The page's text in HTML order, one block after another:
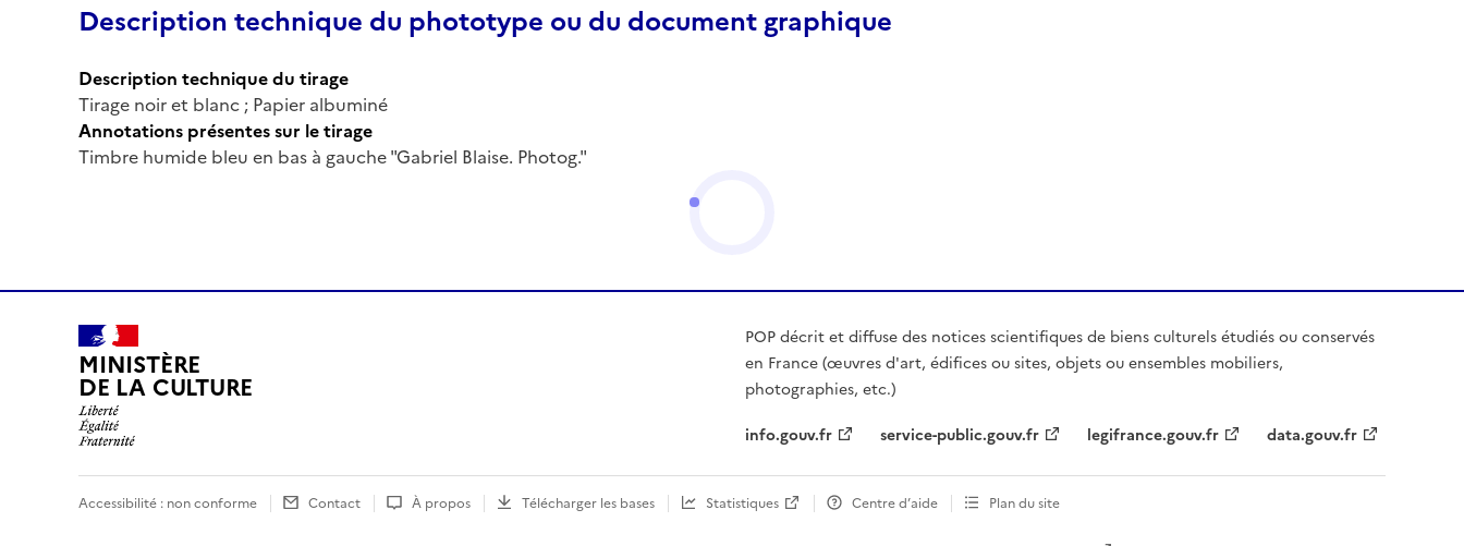
Description technique du phototype ou du document graphique
Description technique du tirage
Tirage noir et blanc ; Papier albuminé
Annotations présentes sur le tirage
Timbre humide bleu en bas à gauche "Gabriel Blaise. Photog."
MINISTÈRE
DE LA CULTURE
POP décrit et diffuse des notices scientifiques de biens culturels étudiés ou conservés
en France (œuvres d'art, édifices ou sites, objets ou ensembles mobiliers,
photographies, etc.)
info.gouv.fr
service-public.gouv.fr legifrance.gouv.fr data.gouv.fr
Accessibilité : non conforme Contact À propos Télécharger les bases Statistiques Centre d’aide Plan du site